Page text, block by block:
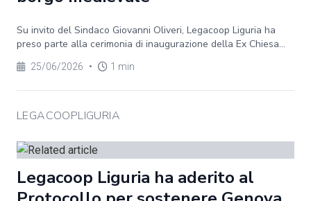
Su invito del Sindaco Giovanni Oliveri, Legacoop Liguria ha
preso parte alla cerimonia di inaugurazione della Ex Chiesa...
25/06/2026 • 1 min
LEGACOOPLIGURIA
Legacoop Liguria ha aderito al